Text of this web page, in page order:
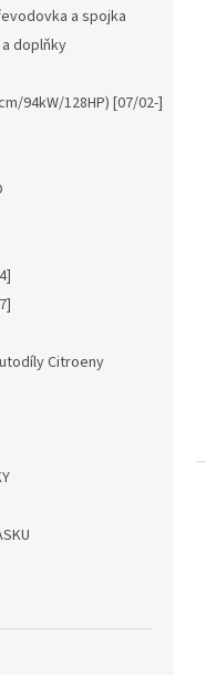
a spojka
doplňky
94kW/128HP) [07/02-]
Citroeny